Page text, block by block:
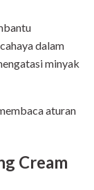
dalam
minyak
aturan
Cream